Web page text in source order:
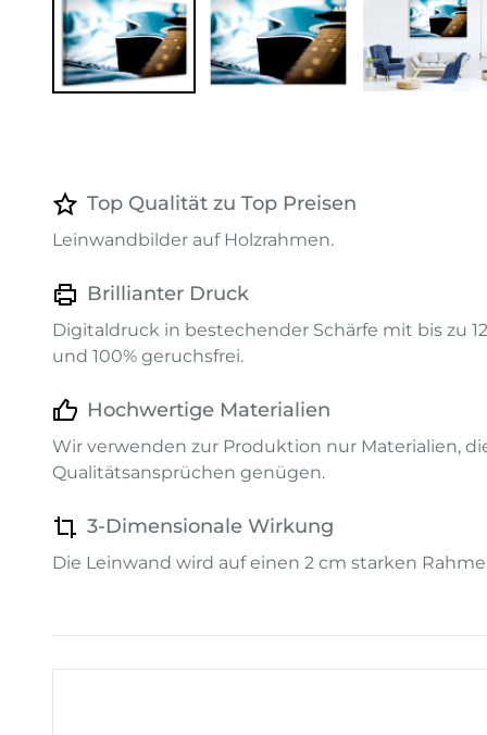
Top Qualität zu Top Preisen
Leinwandbilder auf Holzrahmen.
Brillianter Druck
Digitaldruck in bestechender Schärfe mit bis zu
und 100% geruchsfrei.
Hochwertige Materialien
Wir verwenden zur Produktion nur Materialien,
Qualitätsansprüchen genügen.
3-Dimensionale Wirkung
Die Leinwand wird auf einen 2 cm starken